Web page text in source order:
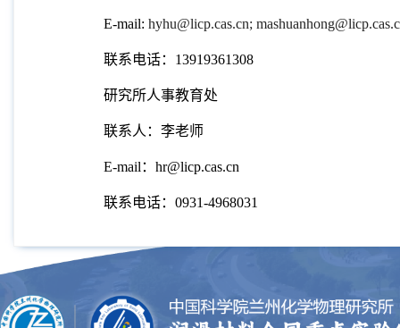
E-mail: hyhu@licp.cas.cn;
联系电话： 13919361308
研究所人事教育处
联系人：李老师
E-mail ： hr@licp.cas.cn
联系电话： 0931-4968031